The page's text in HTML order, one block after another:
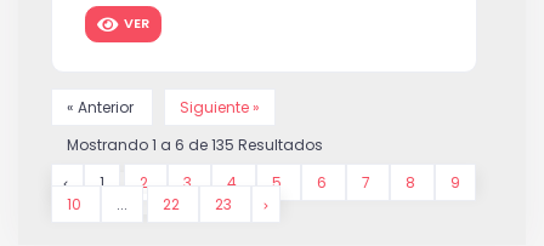
VER
« Anterior
Siguiente »
Mostrando1 a 6 de135 Resultados
1
2 3 4 5 6 7 8
9
10
... 22 23